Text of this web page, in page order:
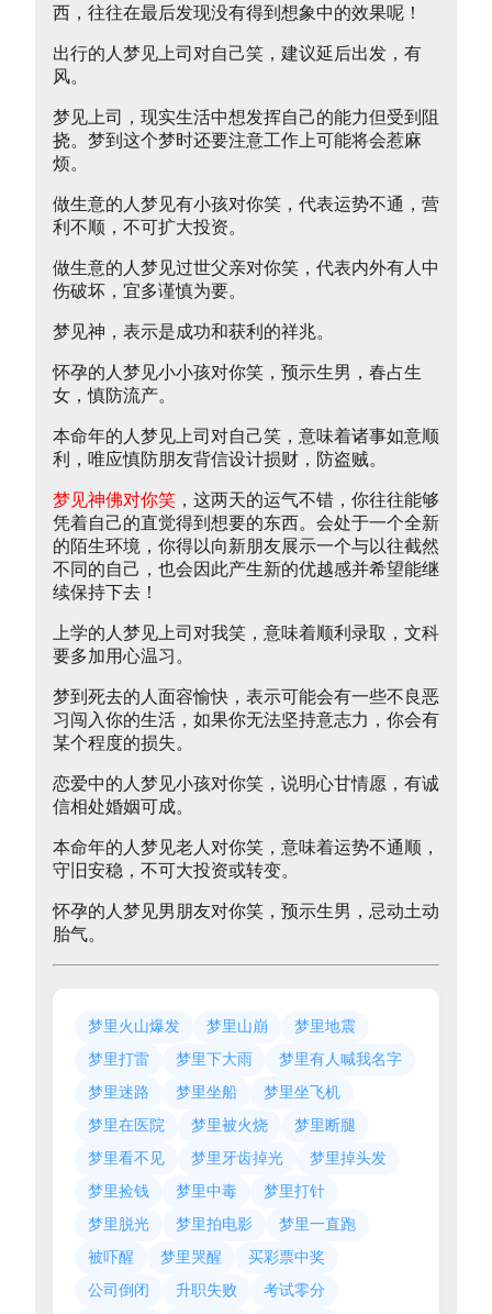
西，往往在最后发现没有得到想象中的效果呢！
出行的人梦见上司对自己笑，建议延后出发，有
风。
梦见上司，现实生活中想发挥自己的能力但受到阻
挠。梦到这个梦时还要注意工作上可能将会惹麻
烦。
做生意的人梦见有小孩对你笑，代表运势不通，营
利不顺，不可扩大投资。
做生意的人梦见过世父亲对你笑，代表内外有人中
伤破坏，宜多谨慎为要。
梦见神，表示是成功和获利的祥兆。
怀孕的人梦见小小孩对你笑，预示生男，春占生
女，慎防流产。
本命年的人梦见上司对自己笑，意味着诸事如意顺
利，唯应慎防朋友背信设计损财，防盗贼。
梦见神佛对你笑 ，这两天的运气不错，你往往能够
凭着自己的直觉得到想要的东西。会处于一个全新
的陌生环境，你得以向新朋友展示一个与以往截然
不同的自己，也会因此产生新的优越感并希望能继
续保持下去！
上学的人梦见上司对我笑，意味着顺利录取，文科
要多加用心温习。
梦到死去的人面容愉快，表示可能会有一些不良恶
习闯入你的生活，如果你无法坚持意志力，你会有
某个程度的损失。
恋爱中的人梦见小孩对你笑，说明心甘情愿，有诚
信相处婚姻可成。
本命年的人梦见老人对你笑，意味着运势不通顺，
守旧安稳，不可大投资或转变。
怀孕的人梦见男朋友对你笑，预示生男，忌动土动
胎气。
梦里火山爆发 梦里山崩
梦里地震
梦里打雷
梦里下大雨
梦里有人喊我名字
梦里迷路
梦里坐船
梦里坐飞机
梦里在医院
梦里被火烧
梦里断腿
梦里看不见
梦里牙齿掉光
梦里掉头发
梦里捡钱
梦里中毒
梦里打针
梦里脱光
梦里拍电影
梦里一直跑
被吓醒
梦里哭醒
买彩票中奖
公司倒闭
升职失败
考试零分